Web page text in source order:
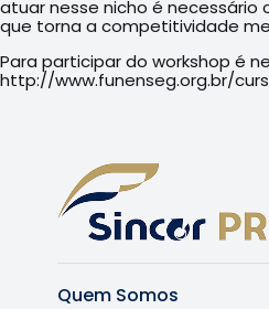
atuar nesse nicho é necessário
que torna a competitividade
Para participar do workshop é
http://www.funenseg.org.br/
Quem Somos